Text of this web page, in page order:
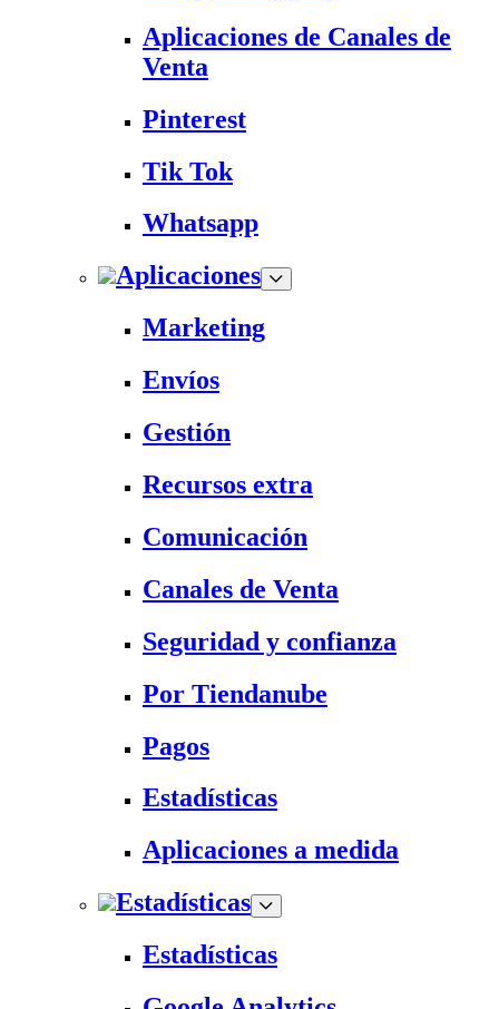
Aplicaciones de Canales de
Venta
Pinterest
Tik Tok
Whatsapp
Aplicaciones
Marketing
Envíos
Gestión
Recursos extra
Comunicación
Canales de Venta
Seguridad y confianza
Por Tiendanube
Pagos
Estadísticas
Aplicaciones a medida
Estadísticas
Estadísticas